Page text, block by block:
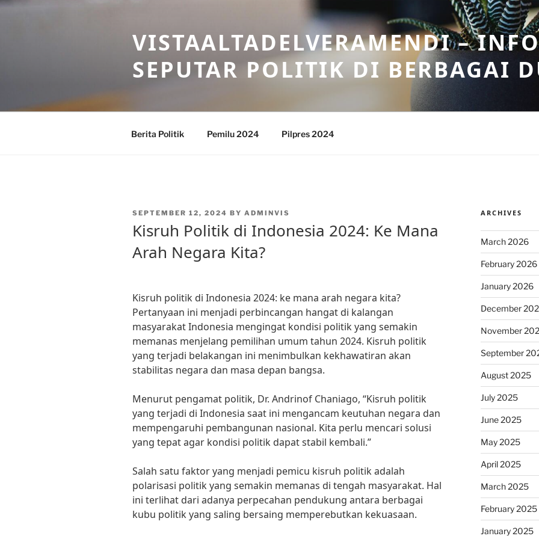
Skip
VISTAALTADELVERAMENDI –
SEPUTAR POLITIK DI BERBAGAI
Berita Politik Pemilu 2024 Pilpres 2024
POSTED
SEPTEMBER 12, 2024 BY ADMINVIS
Kisruh Politik di Indonesia 2024: Ke Mana
Arah Negara Kita?
Kisruh politik di Indonesia 2024: ke mana arah negara kita?
Pertanyaan ini menjadi perbincangan hangat di kalangan
masyarakat Indonesia mengingat kondisi politik yang semakin
memanas menjelang pemilihan umum tahun 2024. Kisruh politik
yang terjadi belakangan ini menimbulkan kekhawatiran akan
stabilitas negara dan masa depan bangsa.
Menurut pengamat politik, Dr. Andrinof Chaniago, “Kisruh politik
yang terjadi di Indonesia saat ini mengancam keutuhan negara dan
mempengaruhi pembangunan nasional. Kita perlu mencari solusi
yang tepat agar kondisi politik dapat stabil kembali.”
Salah satu faktor yang menjadi pemicu kisruh politik adalah
polarisasi politik yang semakin memanas di tengah masyarakat. Hal
ini terlihat dari adanya perpecahan pendukung antara berbagai
kubu politik yang saling bersaing memperebutkan kekuasaan.
ARCHIVES
March 2026
February 2026
January 2026
December
November
September
August 2025
July 2025
June 2025
May 2025
April 2025
March 2025
February 2025
January 2025